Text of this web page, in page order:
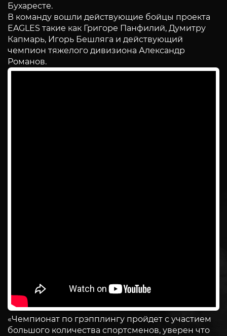
Бухаресте.
В команду вошли действующие бойцы проекта
EAGLES такие как Григоре Панфилий, Думитру
Капмарь, Игорь Бешляга и действующий
чемпион тяжелого дивизиона Александр
Романов.
«Чемпионат по грэпплингу пройдет с участием
большого количества спортсменов, уверен что